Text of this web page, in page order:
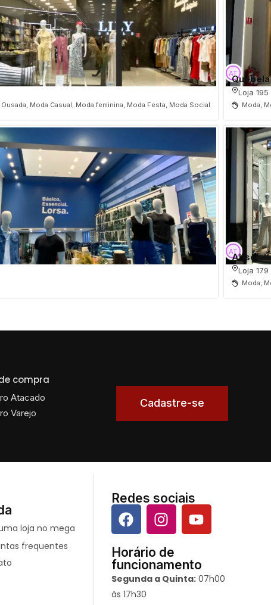
Moda Casual, Moda feminina, Moda Festa, Moda Social
Quebela
Loja
Moda,
Loja
Moda,
compra
Atacado
Varejo
Cadastre-se
frequentes
Redes sociais
Horário de
funcionamento
Segunda a Quinta:07h00
às 17h30